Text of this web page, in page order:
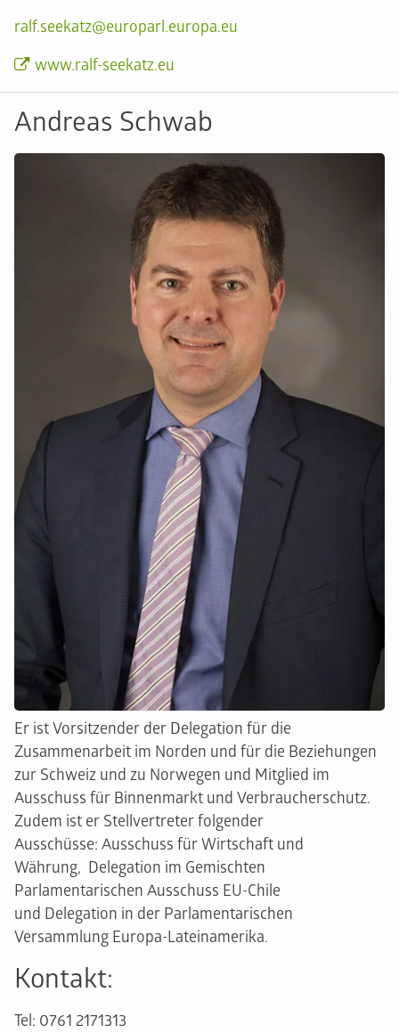
ralf.seekatz@europarl.europa.eu
www.ralf-seekatz.eu
Andreas Schwab
Er ist Vorsitzender der Delegation für die
Zusammenarbeit im Norden und für die Beziehungen
zur Schweiz und zu Norwegen und Mitglied im
Ausschuss für Binnenmarkt und Verbraucherschutz.
Zudem ist er Stellvertreter folgender
Ausschüsse: Ausschuss für Wirtschaft und
Währung, Delegation im Gemischten
Parlamentarischen Ausschuss EU-Chile
und Delegation in der Parlamentarischen
Versammlung Europa-Lateinamerika.
Kontakt:
Tel: 0761 2171313